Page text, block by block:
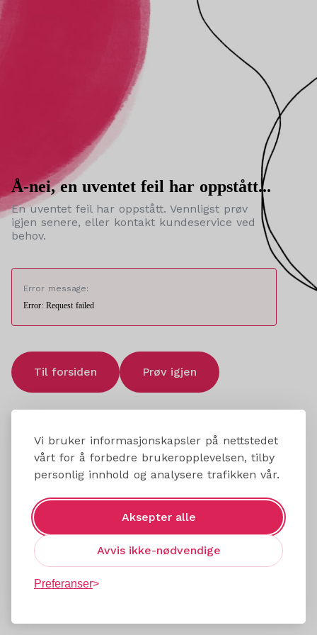
Vi bruker informasjonskapsler på nettstedet
vårt for å forbedre brukeropplevelsen, tilby
personlig innhold og analysere trafikken vår.
Aksepter alle
Avvis ikke-nødvendige
Preferanser
Å-nei, en uventet feil har oppstått...
En uventet feil har oppstått. Vennligst prøv
igjen senere, eller kontakt kundeservice ved
behov.
Error message:
Error: Request failed
Til forsiden Prøv igjen